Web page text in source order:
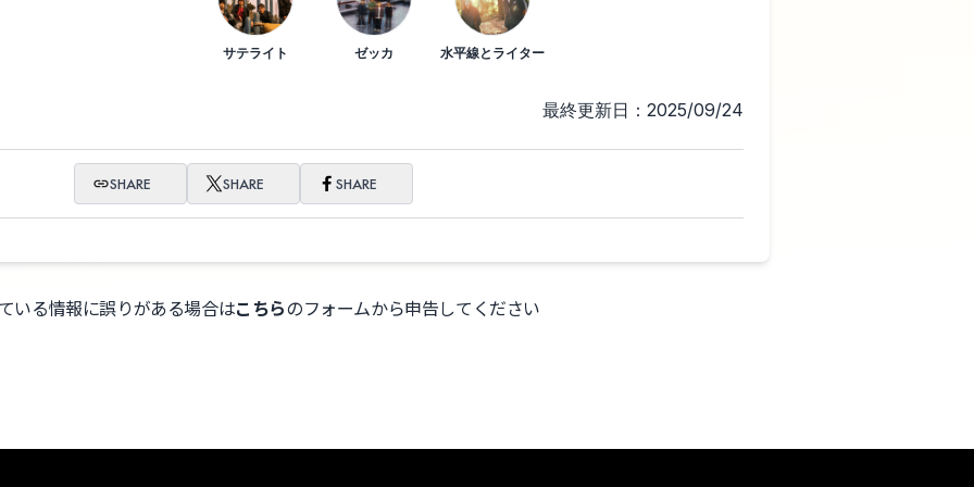
サテライト ゼッカ 水平線とライター
最終更新日：2025/09/24
SHARE SHARE SHARE
いる情報に誤りがある場合はこちらのフォームから申告してください